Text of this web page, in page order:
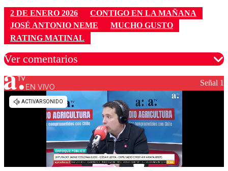
2 DE ENERO 2026
CONTIGO EN LA MAÑANA
JOSÉ ANTONIO NEME
MUCHO GUSTO
RATING MATINAL
Ver comentarios
Los comentarios son moderados para garantizar un
diálogo respetuoso.
EN VIVO Señal 1